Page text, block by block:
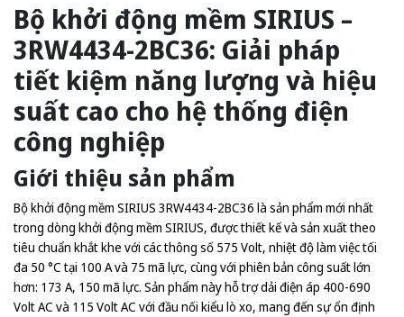
Bộ khởi động mềm SIRIUS –
3RW4434-2BC36: Giải pháp
tiết kiệm năng lượng và hiệu
suất cao cho hệ thống điện
công nghiệp
Giới thiệu sản phẩm
Bộ khởi động mềm SIRIUS 3RW4434-2BC36 là sản phẩm mới nhất
trong dòng khởi động mềm SIRIUS, được thiết kế và sản xuất theo
tiêu chuẩn khắt khe với các thông số 575 Volt, nhiệt độ làm việc tối
đa 50 °C tại 100 A và 75 mã lực, cùng với phiên bản công suất lớn
hơn: 173 A, 150 mã lực. Sản phẩm này hỗ trợ dải điện áp 400-690
Volt AC và 115 Volt AC với đầu nối kiểu lò xo, mang đến sự ổn định